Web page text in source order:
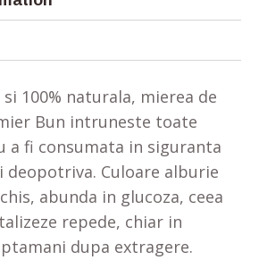
100% naturala, mierea de
Bun intruneste toate
a fi consumata in siguranta
deopotriva. Culoare alburie
abunda in glucoza, ceea
repede, chiar in
dupa extragere.